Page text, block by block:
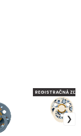
REGISTRAČNÁ